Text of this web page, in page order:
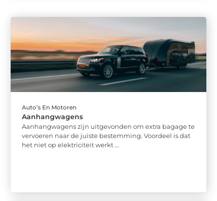
Auto’s En Motoren
Aanhangwagens
Aanhangwagens zijn uitgevonden om extra bagage te
vervoeren naar de juiste bestemming. Voordeel is dat
het niet op elektriciteit werkt ...